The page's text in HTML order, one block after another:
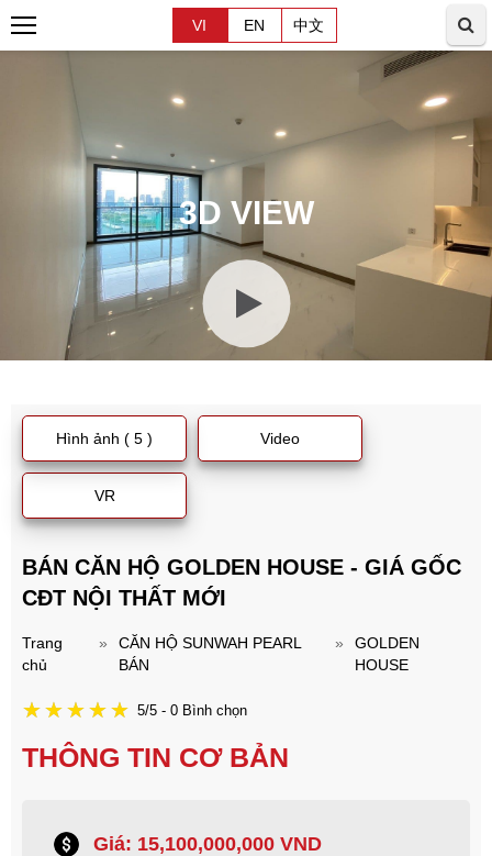
VI EN 中文
3D VIEW
Hình ảnh ( 5 ) Video
VR
BÁN CĂN HỘ GOLDEN HOUSE - GIÁ GỐC
CĐT NỘI THẤT MỚI
Trang
chủ
»
CĂN HỘ SUNWAH PEARL
BÁN
»
GOLDEN
HOUSE
5/5 - 0 Bình chọn
THÔNG TIN CƠ BẢN
Giá: 15,100,000,000 VND